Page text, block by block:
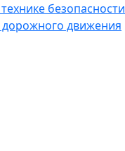
безопасности
движения